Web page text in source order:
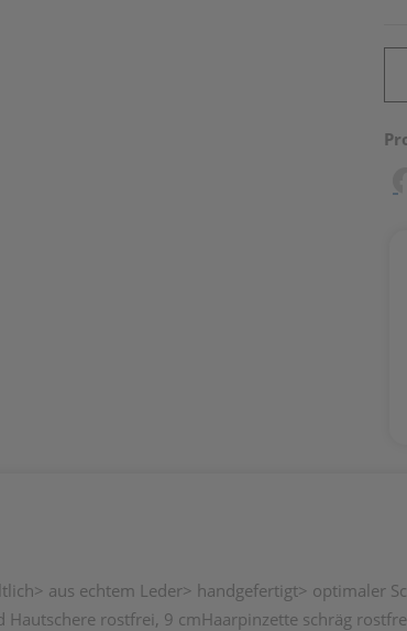
aus echtem Leder> handgefertigt> optimaler
rostfrei, 9 cmHaarpinzette schräg